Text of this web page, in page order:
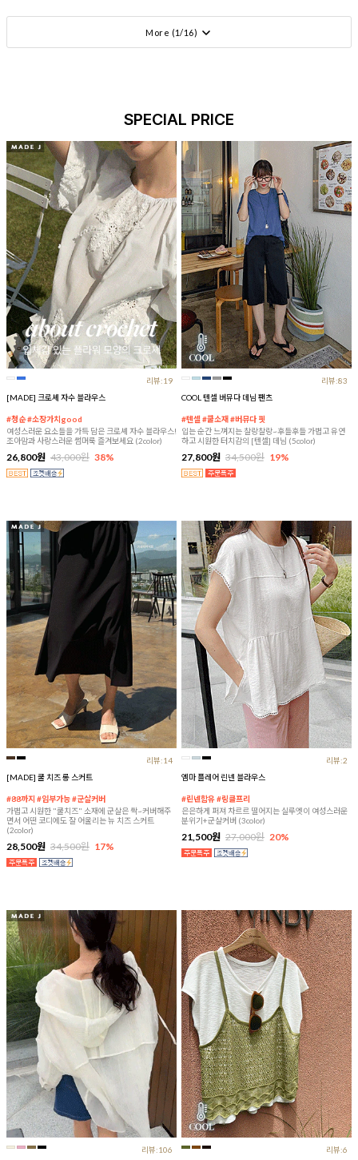
More (1/16)
SPECIAL PRICE
리뷰:19
[MADE] 크로셰 자수 블라우스
#청순 #소장가치good
여성스러운 요소들을 가득 담은 크로셰 자수 블라우스!
조아맘과 사랑스러운 썸머룩 즐겨보세요 (2color)
26,800원 43,000원 38%
리뷰:83
COOL 텐셀 버뮤다 데님 팬츠
#텐셀 #쿨소재 #버뮤다 핏
입는 순간 느껴지는 찰랑찰랑~후들후들 가볍고 유연
하고 시원한 터치감의 [텐셀] 데님 (5color)
27,800원 34,500원 19%
리뷰:14
[MADE] 쿨 치즈 롱 스커트
#88까지 #임부가능 #군살커버
가볍고 시원한 "쿨치즈" 소재에 군살은 싹~커버해주
면서 어떤 코디에도 잘 어울리는 뉴 치즈 스커트
(2color)
28,500원 34,500원 17%
리뷰:2
엠마 플레어 린넨 블라우스
#린넨함유 #링클프리
은은하게 퍼져 차르르 떨어지는 실루엣이 여성스러운
분위기+군살커버 (3color)
21,500원 27,000원 20%
리뷰:106
리뷰:6